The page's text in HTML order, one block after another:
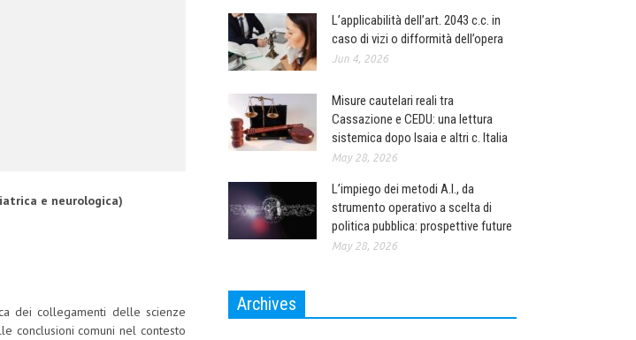
e neurologica)
dei collegamenti delle scienze
conclusioni comuni nel contesto
L’applicabilità dell’art. 2043 c.c. in
caso di vizi o difformità dell’opera
Jun 4, 2026
Misure cautelari reali tra
Cassazione e CEDU: una lettura
sistemica dopo Isaia e altri c. Italia
May 28, 2026
L’impiego dei metodi A.I., da
strumento operativo a scelta di
politica pubblica: prospettive future
May 28, 2026
Archives